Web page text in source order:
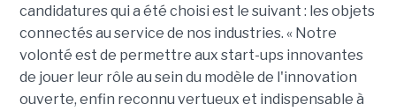
candidatures qui a été choisi est le suivant : les objets
connectés au service de nos industries. « Notre
volonté est de permettre aux start-ups innovantes
de jouer leur rôle au sein du modèle de l'innovation
ouverte, enfin reconnu vertueux et indispensable à